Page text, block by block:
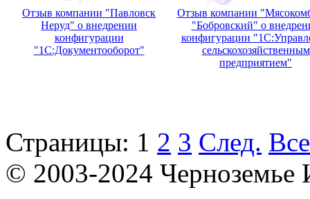
Отзыв компании "Павловск
Неруд" о внедрении
конфигурации
"1С:Документооборот"
Отзыв компании
"Бобровский" о
конфигурации
сельскохозяйственным
предприятием"
Страницы: 1 2 3 След. Все
© 2003-2024